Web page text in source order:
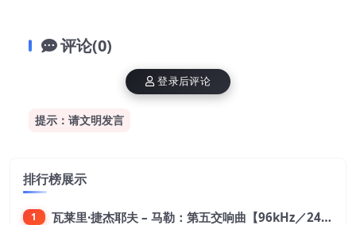
评论(0)
提示：请文明发言
登录后评论
排行榜展示
1 瓦莱里·捷杰耶夫 – 马勒：第五交响曲【96kHz／24bit】